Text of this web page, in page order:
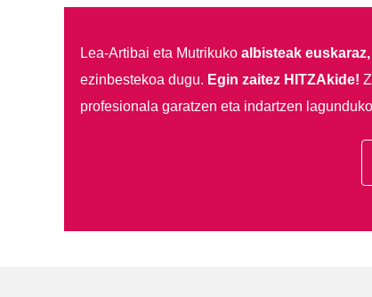
Lea-Artibai eta Mutrikuko albisteak
ezinbestekoa dugu. Egin zaitez HITZAkide!
profesionala garatzen eta indartzen